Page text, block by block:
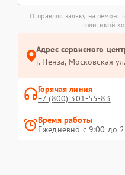
Отправляя заявку на ремонт
Политикой
Адрес сервисного
г. Пенза, Московская
Горячая линия
+7 (800) 301-55-83
Время работы
Ежедневно с 9:00 до